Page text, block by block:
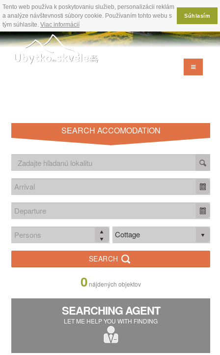
Tento web používa k poskytovaniu služieb, personalizácii reklám
a analýze návštevnosti súbory cookie. Používaním tohto webu s
tým súhlasíte. Viac informácií
Súhlasím
SEARCH ACCOMODATION
Cottage
SEARCH
0 nájdených objektov
SEARCHING AGENT
LET ME HELP YOU WITH FINDING